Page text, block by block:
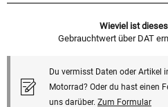
Wieviel ist
Gebrauchtwert über DAT
Du vermisst Daten oder Artikel
Motorrad? Oder du hast einen
uns darüber. Zum Formular